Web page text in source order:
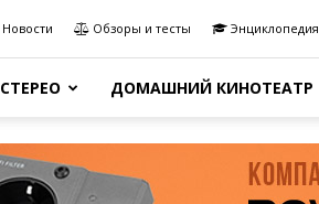
Новости Обзоры и тесты Энциклопедия
СТЕРЕО ДОМАШНИЙ КИНОТЕАТР